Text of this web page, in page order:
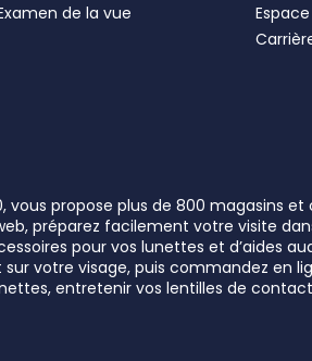
de la vue
vous propose plus de 800 magasins
préparez facilement votre visite
pour vos lunettes et d’aides
votre visage, puis commandez en
entretenir vos lentilles de